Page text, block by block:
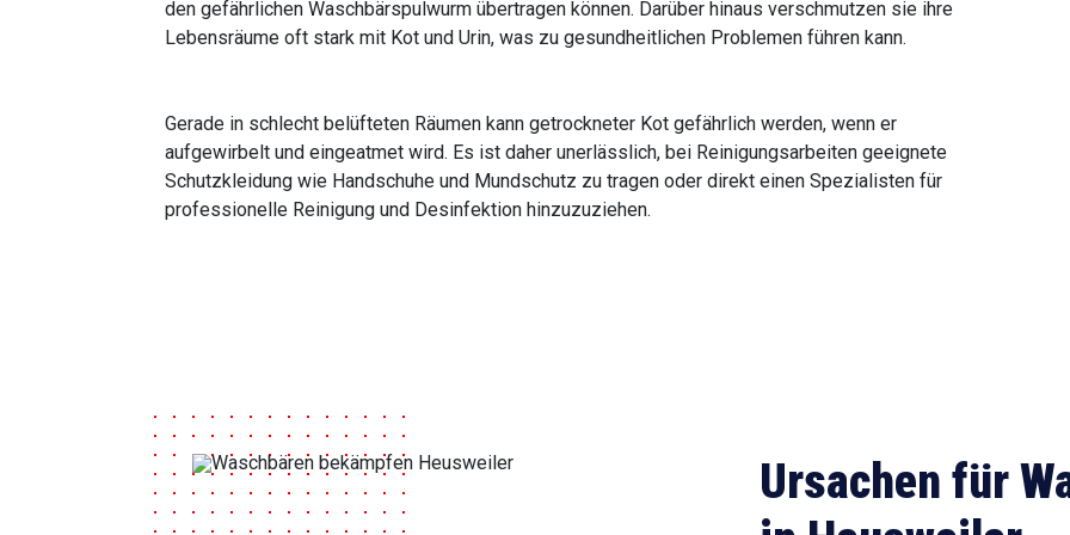
den gefährlichen Waschbärspulwurm übertragen können. Darüber hinaus verschmutzen sie ihre
Lebensräume oft stark mit Kot und Urin, was zu gesundheitlichen Problemen führen kann.
Gerade in schlecht belüfteten Räumen kann getrockneter Kot gefährlich werden, wenn er
aufgewirbelt und eingeatmet wird. Es ist daher unerlässlich, bei Reinigungsarbeiten geeignete
Schutzkleidung wie Handschuhe und Mundschutz zu tragen oder direkt einen Spezialisten für
professionelle Reinigung und Desinfektion hinzuzuziehen.
Ursachen für